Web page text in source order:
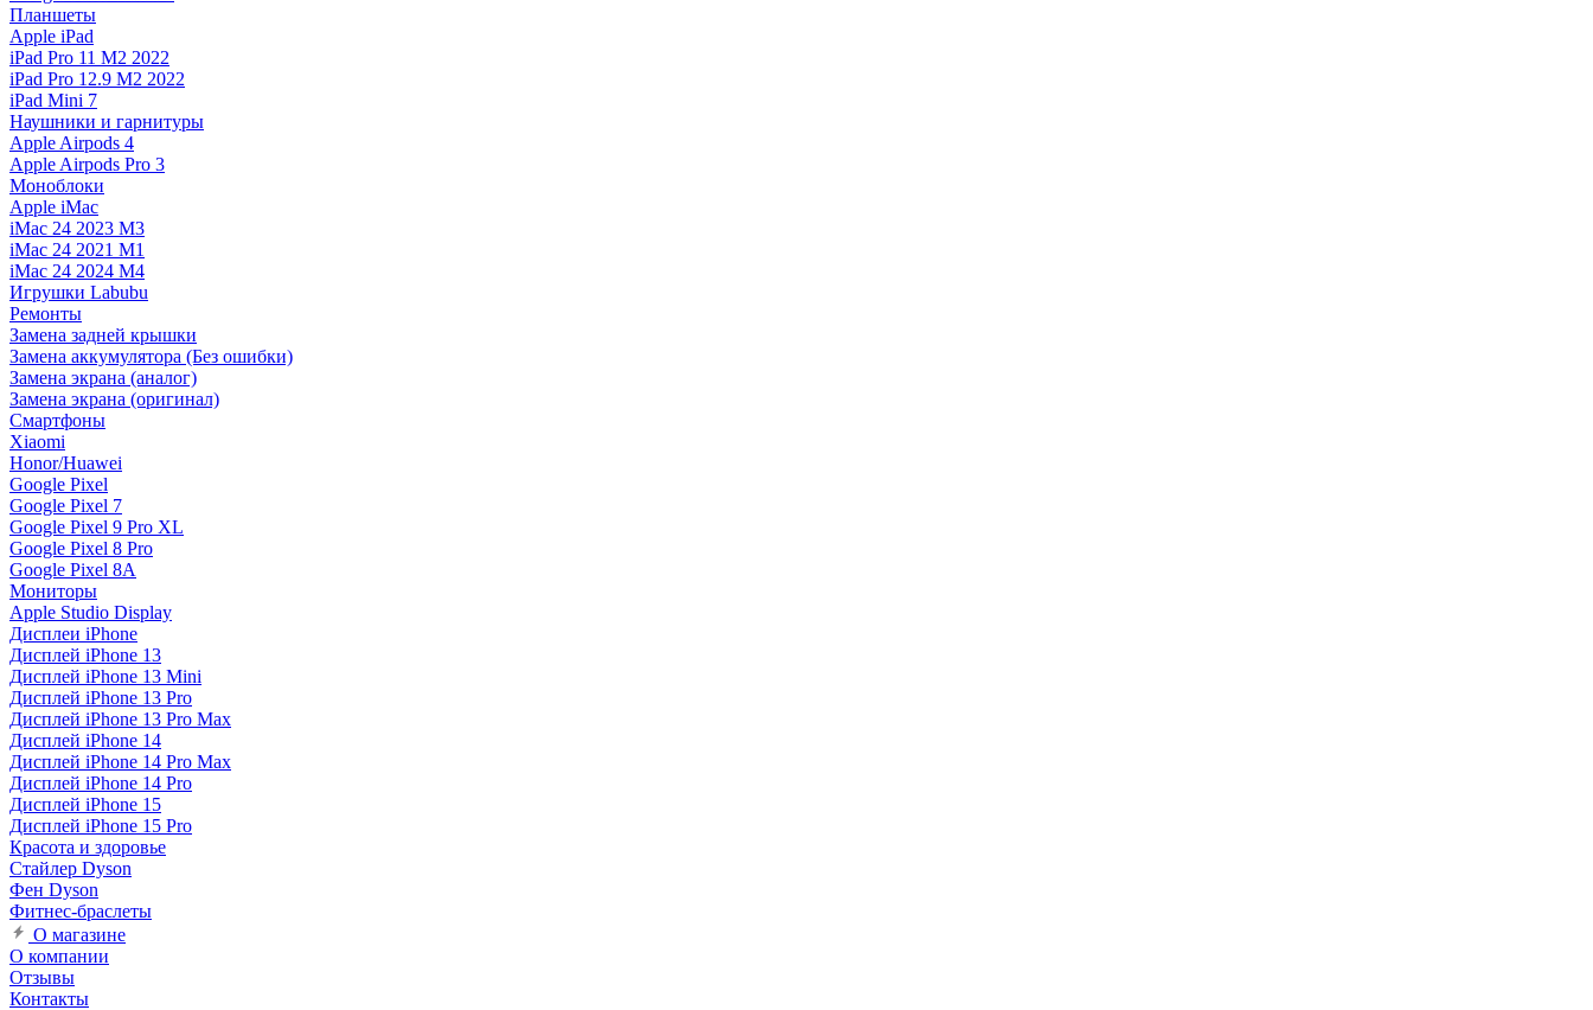
Планшеты
Apple iPad
iPad Pro 11 M2 2022
iPad Pro 12.9 M2 2022
iPad Mini 7
Наушники и гарнитуры
Apple Airpods 4
Apple Airpods Pro 3
Моноблоки
Apple iMac
iMac 24 2023 M3
iMac 24 2021 M1
iMac 24 2024 M4
Игрушки Labubu
Ремонты
Замена задней крышки
Замена аккумулятора (Без ошибки)
Замена экрана (аналог)
Замена экрана (оригинал)
Смартфоны
Xiaomi
Honor/Huawei
Google Pixel
Google Pixel 7
Google Pixel 9 Pro XL
Google Pixel 8 Pro
Google Pixel 8A
Мониторы
Apple Studio Display
Дисплеи iPhone
Дисплей iPhone 13
Дисплей iPhone 13 Mini
Дисплей iPhone 13 Pro
Дисплей iPhone 13 Pro Max
Дисплей iPhone 14
Дисплей iPhone 14 Pro Max
Дисплей iPhone 14 Pro
Дисплей iPhone 15
Дисплей iPhone 15 Pro
Красота и здоровье
Стайлер Dyson
Фен Dyson
Фитнес-браслеты
О магазине
О компании
Отзывы
Контакты